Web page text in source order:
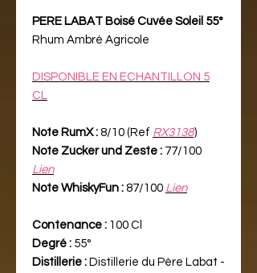
PERE LABAT Boisé Cuvée Soleil 55°
Rhum Ambré Agricole
DISPONIBLE EN ECHANTILLON 5
CL
Note RumX : 8/10 (Ref RX3138)
Note Zucker und Zeste : 77/100
Lien
Note WhiskyFun : 87/100 Lien
Contenance : 100 Cl
Degré : 55°
Distillerie : Distillerie du Père Labat -